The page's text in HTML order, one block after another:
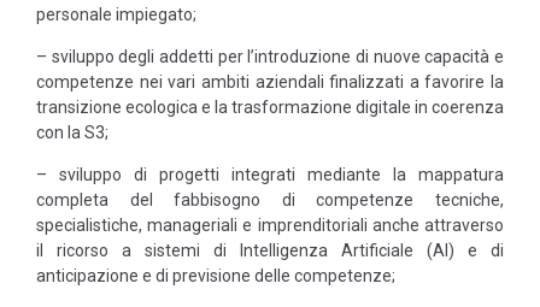
personale impiegato;
– sviluppo degli addetti per l’introduzione di nuove capacità e
competenze nei vari ambiti aziendali finalizzati a favorire la
transizione ecologica e la trasformazione digitale in coerenza
con la S3;
– sviluppo di progetti integrati mediante la mappatura
completa del fabbisogno di competenze tecniche,
specialistiche, manageriali e imprenditoriali anche attraverso
il ricorso a sistemi di Intelligenza Artificiale (AI) e di
anticipazione e di previsione delle competenze;